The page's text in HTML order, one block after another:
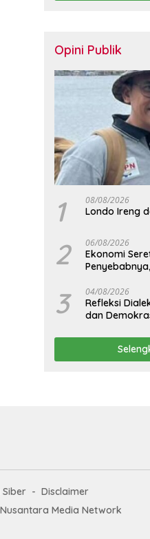
Opini Publik
1 08/08/2026
Londo Ireng
2 06/08/2026
Ekonomi
3 04/08/2026
Refleksi
dan
Republik
Disclaimer
Nusantara Media Network